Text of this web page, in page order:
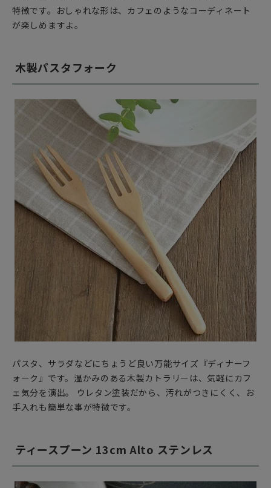
特徴です。おしゃれな形は、カフェのようなコーディネート
が楽しめますよ。
木製パスタフォーク
パスタ、サラダなどにちょうど良い万能サイズ『ディナーフ
ォーク』です。温かみのある木製カトラリーは、気軽にカフ
ェ気分を演出。 ウレタン塗装だから、汚れがつきにくく、お
手入れも簡単な事が特徴です。
ティースプーン 13cm Alto ステンレス